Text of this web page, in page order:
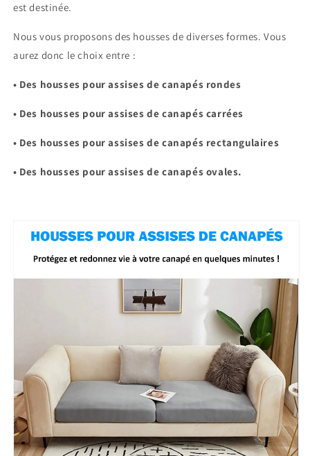
est destinée.
Nous vous proposons des housses de diverses formes. Vous
aurez donc le choix entre :
• Des housses pour assises de canapés rondes
• Des housses pour assises de canapés carrées
• Des housses pour assises de canapés rectangulaires
• Des housses pour assises de canapés ovales.